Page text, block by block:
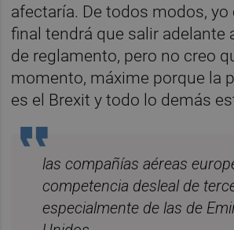
afectaría. De todos modos, yo
final tendrá que salir adelante
de reglamento, pero no creo
momento, máxime porque la
es el Brexit y todo lo demás
las compañías aéreas
competencia desleal de
especialmente de las de